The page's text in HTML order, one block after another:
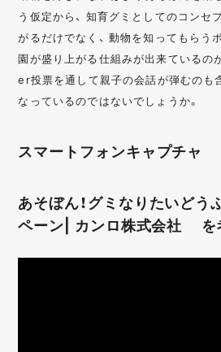
う仮定から、 知育グミとしてのコンセ
がるだけでなく、 動物を知ってもらう
園が盛り上がる仕組みが出来ているの
er投票を通して親子の会話が弾むのも
なっているのではないでしょうか。
スマートフォンキャプチャ
あそぼん！グミなりたいどう
ペーン| カンロ株式会社 を